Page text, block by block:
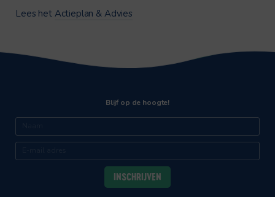
Lees het Actieplan & Advies
Blijf op de hoogte!